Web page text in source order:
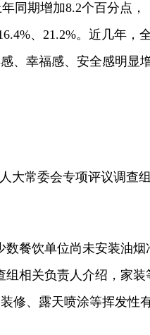
同期增加8.2个百分点，
、21.2%。近几年，
、幸福感、安全感明显
常委会专项评议调查组
餐饮单位尚未安装油烟
组相关负责人介绍，家装
修、露天喷涂等挥发性